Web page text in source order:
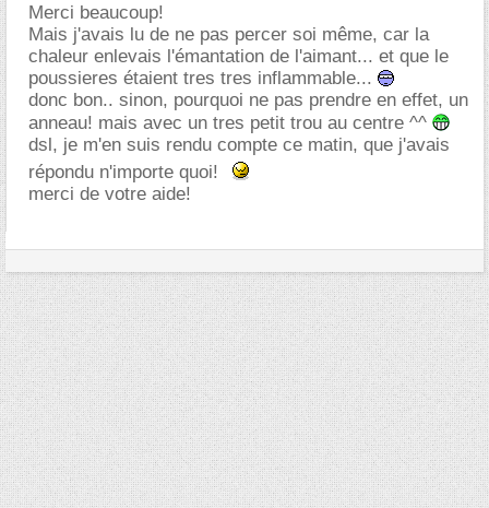
Merci beaucoup!
Mais j'avais lu de ne pas percer soi même, car la
chaleur enlevais l'émantation de l'aimant... et que le
poussieres étaient tres tres inflammable...
donc bon.. sinon, pourquoi ne pas prendre en effet, un
anneau! mais avec un tres petit trou au centre ^^
dsl, je m'en suis rendu compte ce matin, que j'avais
répondu n'importe quoi!
merci de votre aide!